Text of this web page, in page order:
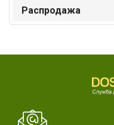
Распродажа